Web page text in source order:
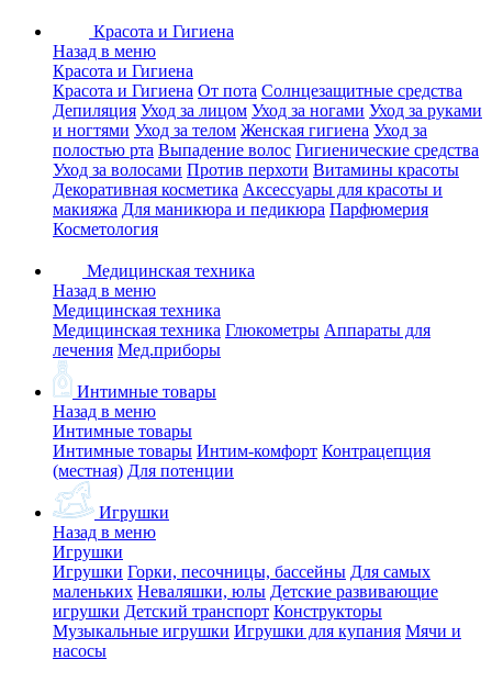
Красота и Гигиена
Назад в меню
Красота и Гигиена
Красота и Гигиена От пота Солнцезащитные средства
Депиляция Уход за лицом Уход за ногами Уход за руками
и ногтями Уход за телом Женская гигиена Уход за
полостью рта Выпадение волос Гигиенические средства
Уход за волосами Против перхоти Витамины красоты
Декоративная косметика Аксессуары для красоты и
макияжа Для маникюра и педикюра Парфюмерия
Косметология
Медицинская техника
Назад в меню
Медицинская техника
Медицинская техника Глюкометры Аппараты для
лечения Мед.приборы
Интимные товары
Назад в меню
Интимные товары
Интимные товары Интим-комфорт Контрацепция
(местная) Для потенции
Игрушки
Назад в меню
Игрушки
Игрушки Горки, песочницы, бассейны Для самых
маленьких Неваляшки, юлы Детские развивающие
игрушки Детский транспорт Конструкторы
Музыкальные игрушки Игрушки для купания Мячи и
насосы